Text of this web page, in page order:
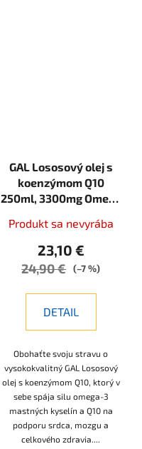
GAL Lososový olej s
koenzýmom Q10
250ml, 3300mg Omega
Produkt sa nevyrába
23,10 €
24,90 € (–7 %)
DETAIL
Obohaťte svoju stravu o
vysokokvalitný GAL Lososový
olej s koenzýmom Q10, ktorý v
sebe spája silu omega-3
mastných kyselín a Q10 na
podporu srdca, mozgu a
celkového zdravia....